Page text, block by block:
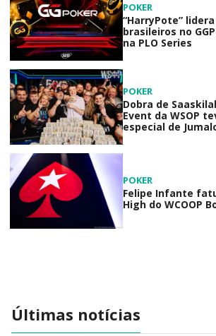
POKER
“HarryPote”
brasileiros no
na PLO Series
POKER
Dobra de
Event da WSOP
especial de
POKER
Felipe Infante
High do WCOOP
Últimas notícias